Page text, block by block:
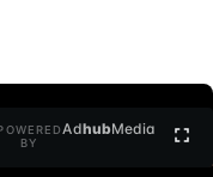
POWERED
BY
AdhubMedia